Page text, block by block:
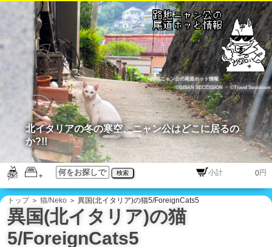
路地ニャン公の尾道ホット情報
©BISAN SECESSION
・©Travel Secession
検索 円
北イタリアの冬の寒空、ニャン公はどこに居るの
か?!!
トップ＞ 猫/Neko ＞ 異国(北イタリア)の猫5/ForeignCats5
異国(北イタリア)の猫
5/ForeignCats5